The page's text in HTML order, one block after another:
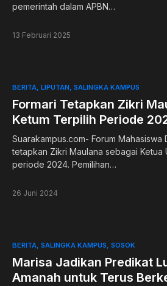
pemerintah dalam APBN…
13 Februari 2025
BERITA LIPUTAN SALINGKA KAMPUS
Formari Tetapkan Zikri
Ketum Terpilih Periode
Suarakampus.com- Forum Mahasiswa
tetapkan Zikri Maulana sebagai Ketua
periode 2024. Pemilihan…
26 Juni 2024
BERITA SALINGKA KAMPUS SOSOK
Marisa Jadikan Predikat
Amanah untuk Terus